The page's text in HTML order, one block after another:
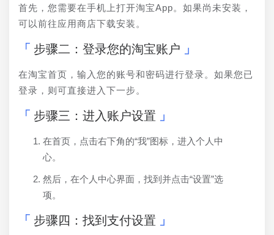
首先，您需要在手机上打开淘宝App。如果尚未安装，
可以前往应用商店下载安装。
步骤二：登录您的淘宝账户
在淘宝首页，输入您的账号和密码进行登录。如果您已
登录，则可直接进入下一步。
步骤三：进入账户设置
在首页，点击右下角的“我”图标，进入个人中
心。
然后，在个人中心界面，找到并点击“设置”选
项。
步骤四：找到支付设置